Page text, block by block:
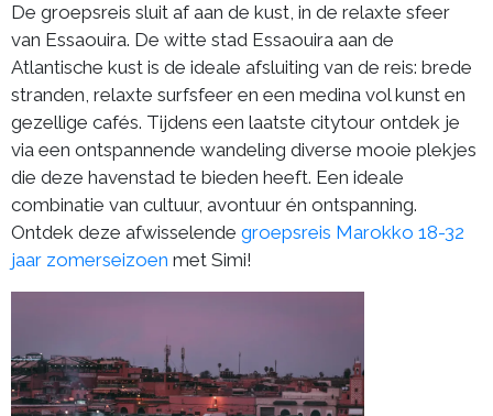
De groepsreis sluit af aan de kust, in de relaxte sfeer
van Essaouira. De witte stad Essaouira aan de
Atlantische kust is de ideale afsluiting van de reis: brede
stranden, relaxte surfsfeer en een medina vol kunst en
gezellige cafés. Tijdens een laatste citytour ontdek je
via een ontspannende wandeling diverse mooie plekjes
die deze havenstad te bieden heeft. Een ideale
combinatie van cultuur, avontuur én ontspanning.
Ontdek deze afwisselende groepsreis Marokko 18-32
jaar zomerseizoen met Simi!